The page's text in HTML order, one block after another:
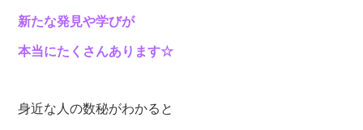
新たな発見や学びが
本当にたくさんあります☆
身近な人の数秘がわかると